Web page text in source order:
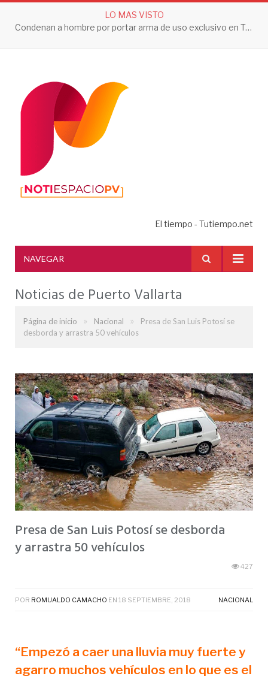
LO MAS VISTO
Condenan a hombre por portar arma de uso exclusivo en Tepic
El tiempo - Tutiempo.net
NAVEGAR
Noticias de Puerto Vallarta
Página de inicio » Nacional »
Presa de San Luis Potosí se
desborda y arrastra 50 vehículos
Presa de San Luis Potosí se desborda
y arrastra 50 vehículos
427
POR ROMUALDO CAMACHO EN 18 SEPTIEMBRE, 2018 NACIONAL
“Empezó a caer una lluvia muy fuerte y
agarro muchos vehículos en lo que es el